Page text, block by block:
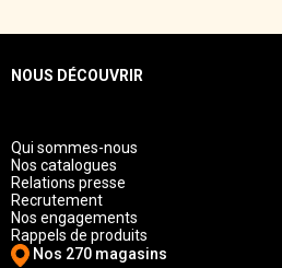
NOUS DÉCOUVRIR
Qui sommes-nous
Nos catalogues
Relations presse
Recrutement
Nos engagements
Rappels de produits
Nos 270 magasins